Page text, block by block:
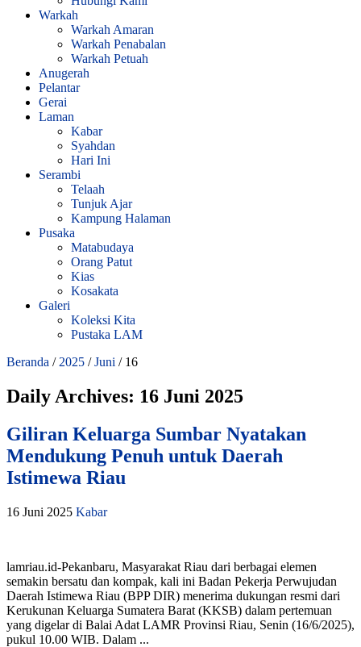
Warkah
Warkah Amaran
Warkah Penabalan
Warkah Petuah
Anugerah
Pelantar
Gerai
Laman
Kabar
Syahdan
Hari Ini
Serambi
Telaah
Tunjuk Ajar
Kampung Halaman
Pusaka
Matabudaya
Orang Patut
Kias
Kosakata
Galeri
Koleksi Kita
Pustaka LAM
Beranda / 2025 / Juni / 16
Daily Archives: 16 Juni 2025
Giliran Keluarga Sumbar Nyatakan
Mendukung Penuh untuk Daerah
Istimewa Riau
16 Juni 2025 Kabar
lamriau.id-Pekanbaru, Masyarakat Riau dari berbagai elemen
semakin bersatu dan kompak, kali ini Badan Pekerja Perwujudan
Daerah Istimewa Riau (BPP DIR) menerima dukungan resmi dari
Kerukunan Keluarga Sumatera Barat (KKSB) dalam pertemuan
yang digelar di Balai Adat LAMR Provinsi Riau, Senin (16/6/2025),
pukul 10.00 WIB. Dalam ...